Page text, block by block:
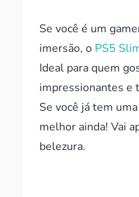
Se você é um
imersão, o PS5
Ideal para quem
impressionantes e
Se você já tem
melhor ainda! Vai
belezura.